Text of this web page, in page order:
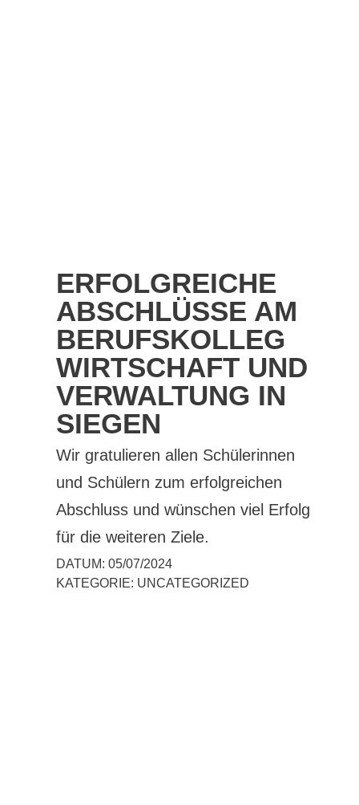
ERFOLGREICHE
ABSCHLÜSSE AM
BERUFSKOLLEG
WIRTSCHAFT UND
VERWALTUNG IN
SIEGEN
Wir gratulieren allen Schülerinnen
und Schülern zum erfolgreichen
Abschluss und wünschen viel Erfolg
für die weiteren Ziele.
DATUM: 05/07/2024
KATEGORIE: UNCATEGORIZED